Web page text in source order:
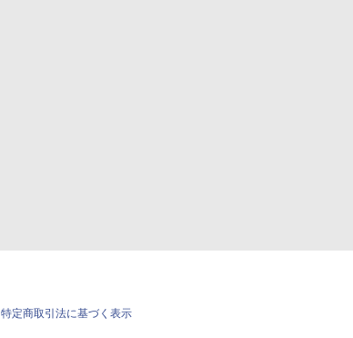
特定商取引法に基づく表示